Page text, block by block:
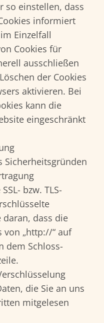
so einstellen, dass
informiert
Einzelfall
Cookies für
ausschließen
der Cookies
aktivieren. Bei
kann die
eingeschränkt
Sicherheitsgründen
bzw. TLS-
daran, dass die
von „http://“ auf
dem Schloss-
die Sie an uns
mitgelesen